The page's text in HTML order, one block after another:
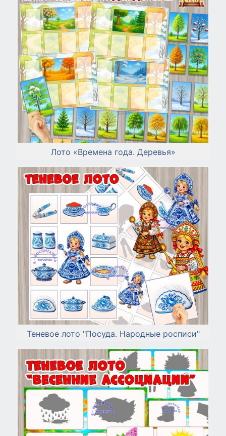
Лото «Времена года. Деревья»
Теневое лото "Посуда. Народные росписи"